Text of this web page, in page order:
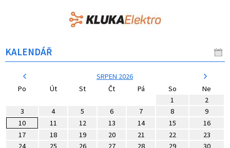
KALENDÁŘ
SRPEN 2026
Po
Út St Čt Pá So
Ne
1
2
3
4 5 6 7 8
9
10
11 12 13 14 15
16
17
18 19 20 21 22
23
24
25 26 27 28 29 30